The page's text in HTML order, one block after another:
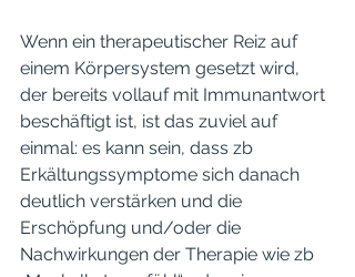
Wenn ein therapeutischer Reiz auf
einem Körpersystem gesetzt wird,
der bereits vollauf mit Immunantwort
beschäftigt ist, ist das zuviel auf
einmal: es kann sein, dass zb
Erkältungssymptome sich danach
deutlich verstärken und die
Erschöpfung und/oder die
Nachwirkungen der Therapie wie zb